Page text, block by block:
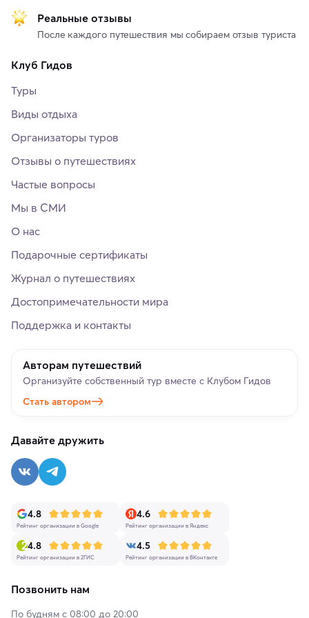
Реальные отзывы
После каждого путешествия мы собираем отзыв туриста
Клуб Гидов
Туры
Виды отдыха
Организаторы туров
Отзывы о путешествиях
Частые вопросы
Мы в СМИ
О нас
Подарочные сертификаты
Журнал о путешествиях
Достопримечательности мира
Поддержка и контакты
Авторам путешествий
Организуйте собственный тур вместе с Клубом Гидов
Стать автором
Давайте дружить
4.8
Рейтинг организации в Google
4.6
Рейтинг организации в Яндекс
4.8
Рейтинг организации в 2ГИС
4.5
Рейтинг организации в ВКонтакте
Позвонить нам
По будням с 08:00 до 20:00